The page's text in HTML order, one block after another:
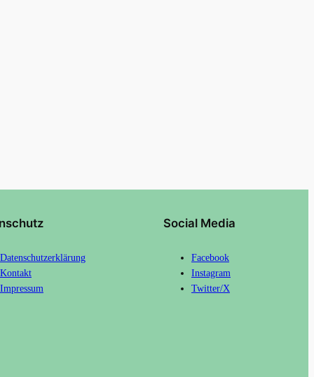
Datenschutzerklärung
Kontakt
Impressum
Social Media
Facebook
Instagram
Twitter/X